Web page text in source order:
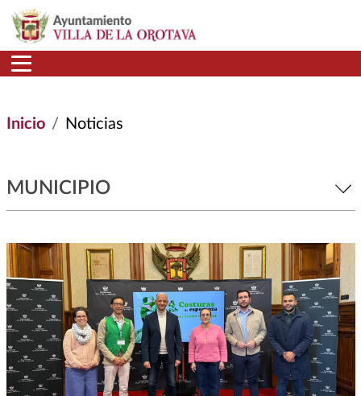
Pasar al contenido principal
Inicio Noticias
MUNICIPIO